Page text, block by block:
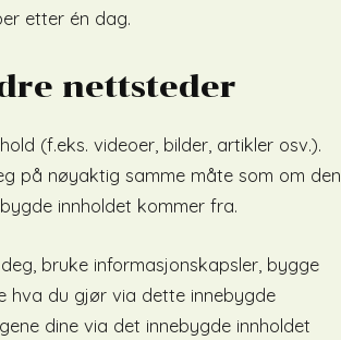
etter én dag.
nettsteder
(f.eks. videoer, bilder, artikler osv.).
på nøyaktig samme måte som om den
innholdet kommer fra.
bruke informasjonskapsler, bygge
hva du gjør via dette innebygde
dine via det innebygde innholdet